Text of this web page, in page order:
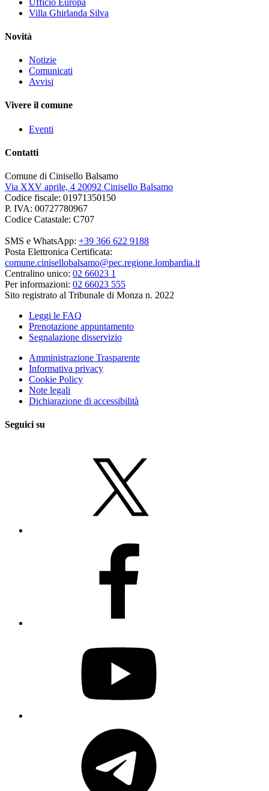
Villa Ghirlanda Silva
Novità
Notizie
Comunicati
Avvisi
Vivere il comune
Eventi
Contatti
Comune di Cinisello Balsamo
Via XXV aprile, 4 20092 Cinisello Balsamo
Codice fiscale: 01971350150
P. IVA: 00727780967
Codice Catastale: C707
SMS e WhatsApp: +39 366 622 9188
Posta Elettronica Certificata:
comune.cinisellobalsamo@pec.regione.lombardia.it
Centralino unico: 02 66023 1
Per informazioni: 02 66023 555
Sito registrato al Tribunale di Monza n. 2022
Leggi le FAQ
Prenotazione appuntamento
Segnalazione disservizio
Amministrazione Trasparente
Informativa privacy
Cookie Policy
Note legali
Dichiarazione di accessibilità
Seguici su